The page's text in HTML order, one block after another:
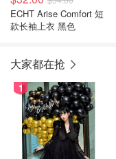
ECHT Arise Comfort 短
款长袖上衣 黑色
大家都在抢
1